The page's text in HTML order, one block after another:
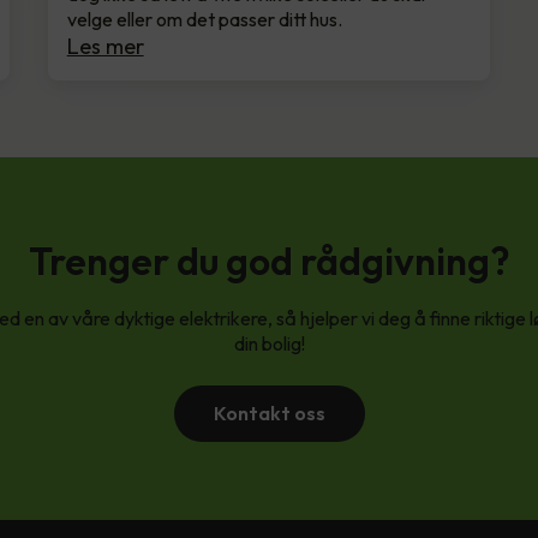
velge eller om det passer ditt hus.
Les mer
Trenger du god rådgivning?
en av våre dyktige elektrikere, så hjelper vi deg å finne riktige
din bolig!
Kontakt oss